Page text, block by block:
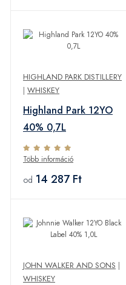
HIGHLAND PARK DISTILLERY
| WHISKEY
Highland Park 12YO
40% 0,7L
Több információ
od 14 287 Ft
JOHN WALKER AND SONS |
WHISKEY